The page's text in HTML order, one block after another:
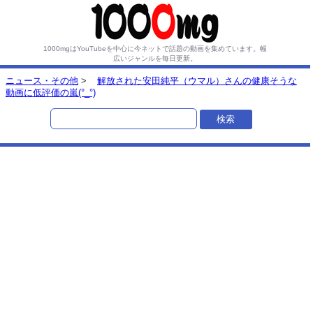
1000mgはYouTubeを中心に今ネットで話題の動画を集めています。 幅
広いジャンルを毎日更新。
ニュース・その他 >
解放された安田純平（ウマル）さんの健康そうな
動画に低評価の嵐(°_°)